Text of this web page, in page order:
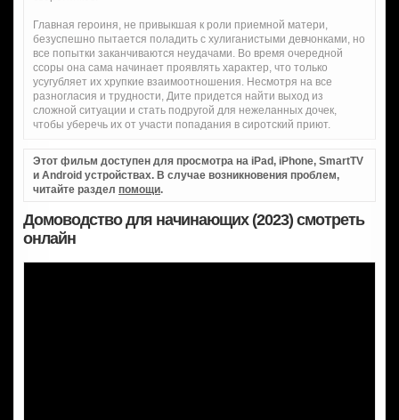
Главная героиня, не привыкшая к роли приемной матери,
безуспешно пытается поладить с хулиганистыми девчонками, но
все попытки заканчиваются неудачами. Во время очередной
ссоры она сама начинает проявлять характер, что только
усугубляет их хрупкие взаимоотношения. Несмотря на все
разногласия и трудности, Дите придется найти выход из
сложной ситуации и стать подругой для нежеланных дочек,
чтобы уберечь их от участи попадания в сиротский приют.
Этот фильм доступен для просмотра на iPad, iPhone, SmartTV
и Android устройствах. В случае возникновения проблем,
читайте раздел помощи.
Домоводство для начинающих (2023) смотреть
онлайн